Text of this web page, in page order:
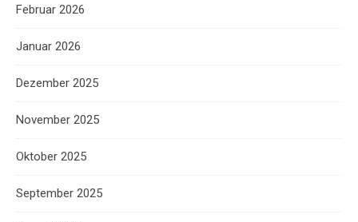
Februar 2026
Januar 2026
Dezember 2025
November 2025
Oktober 2025
September 2025